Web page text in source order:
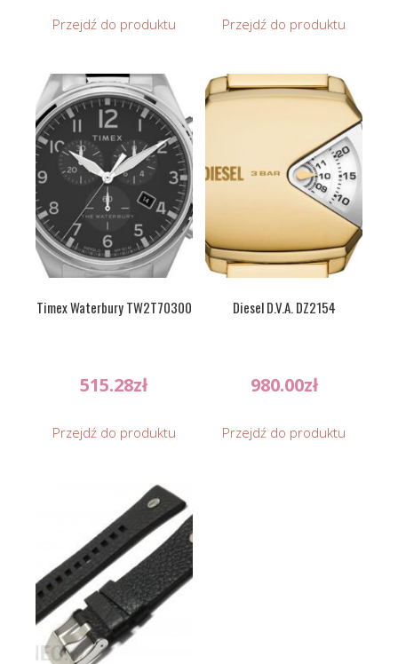
Przejdź do produktu Przejdź do produktu
Timex Waterbury TW2T70300
515.28zł
Przejdź do produktu
Diesel D.V.A. DZ2154
980.00zł
Przejdź do produktu